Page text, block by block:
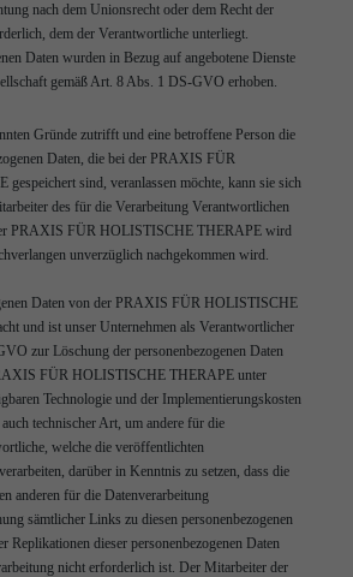
nach dem Unionsrecht oder dem Recht der
dem der Verantwortliche unterliegt.
Daten wurden in Bezug auf angebotene Dienste
gemäß Art. 8 Abs. 1 DS-GVO erhoben.
Gründe zutrifft und eine betroffene Person die
Daten, die bei der PRAXIS FÜR
sind, veranlassen möchte, kann sie sich
des für die Verarbeitung Verantwortlichen
PRAXIS FÜR HOLISTISCHE THERAPE wird
unverzüglich nachgekommen wird.
Daten von der PRAXIS FÜR HOLISTISCHE
und ist unser Unternehmen als Verantwortlicher
zur Löschung der personenbezogenen Daten
FÜR HOLISTISCHE THERAPE unter
Technologie und der Implementierungskosten
technischer Art, um andere für die
welche die veröffentlichten
darüber in Kenntnis zu setzen, dass die
anderen für die Datenverarbeitung
sämtlicher Links zu diesen personenbezogenen
Replikationen dieser personenbezogenen Daten
nicht erforderlich ist. Der Mitarbeiter der